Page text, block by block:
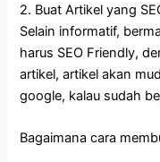
2. Buat Artikel yang
Selain informatif,
harus SEO Friendly,
artikel, artikel akan
google, kalau sudah
Bagaimana cara